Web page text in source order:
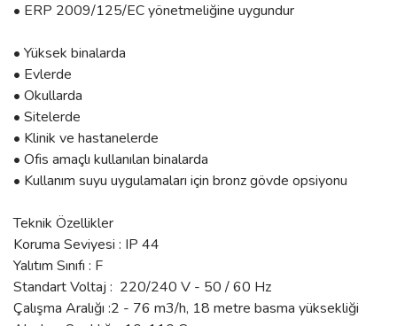
• ERP 2009/125/EC yönetmeliğine uygundur
• Yüksek binalarda
• Evlerde
• Okullarda
• Sitelerde
• Klinik ve hastanelerde
• Ofis amaçlı kullanılan binalarda
• Kullanım suyu uygulamaları için bronz gövde opsiyonu
Teknik Özellikler
Koruma Seviyesi : IP 44
Yalıtım Sınıfı : F
Standart Voltaj : 220/240 V - 50 / 60 Hz
Çalışma Aralığı :2 - 76 m3/h, 18 metre basma yüksekliği